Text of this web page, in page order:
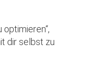
optimieren“,
dir selbst zu